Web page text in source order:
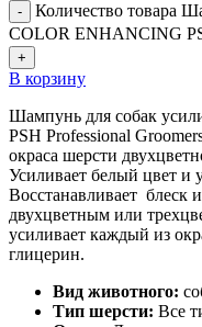
-
Количество товара
COLOR ENHANCING
+
В корзину
Шампунь для собак
PSH Professional
окраса шерсти
Усиливает белый цвет и
Восстанавливает блеск
двухцветным или
усиливает каждый из
глицерин.
Вид животного:
Тип шерсти: Все